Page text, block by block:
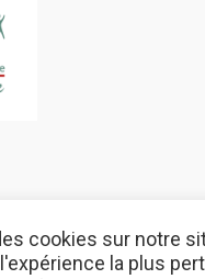
cookies sur notre
la plus